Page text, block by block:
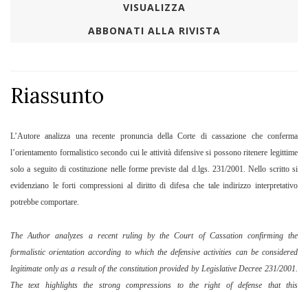
VISUALIZZA
ABBONATI ALLA RIVISTA
Riassunto
L’Autore analizza una recente pronuncia della Corte di cassazione che conferma
l’orientamento formalistico secondo cui le attività difensive si possono ritenere legittime
solo a seguito di costituzione nelle forme previste dal d.lgs. 231/2001. Nello scritto si
evidenziano le forti compressioni al diritto di difesa che tale indirizzo interpretativo
potrebbe comportare.
The Author analyzes a recent ruling by the Court of Cassation confirming the
formalistic orientation according to which the defensive activities can be considered
legitimate only as a result of the constitution provided by Legislative Decree 231/2001.
The text highlights the strong compressions to the right of defense that this